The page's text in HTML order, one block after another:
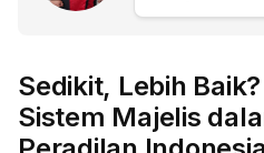
Sedikit, Lebih
Sistem Majelis